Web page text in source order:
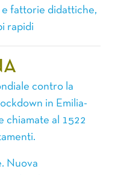
e fattorie didattiche,
rapidi
contro la
in Emilia-
chiamate al 1522
Nuova